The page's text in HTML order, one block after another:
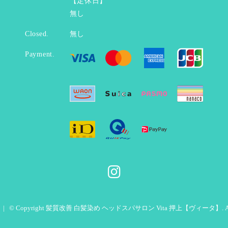
無し
Closed. 無し
Payment.
© Copyright 髪質改善 白髪染め ヘッドスパサロン Vita 押上【ヴィータ】.